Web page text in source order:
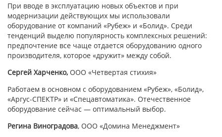
При вводе в эксплуатацию новых объектов и при
модернизации действующих мы использовали
оборудование от компаний «Рубеж» и «Болид». Среди
тенденций выделю популярность комплексных решений:
предпочтение все чаще отдается оборудованию одного
производителя, которое «дружит» между собой.
Сергей Харченко, ООО «Четвертая стихия»
Работаем в основном с оборудованием «Рубеж», «Болид»,
«Аргус-СПЕКТР» и «Спецавтоматика». Отечественное
оборудование сейчас — оптимальный выбор.
Регина Виноградова, ООО «Домина Менеджмент»